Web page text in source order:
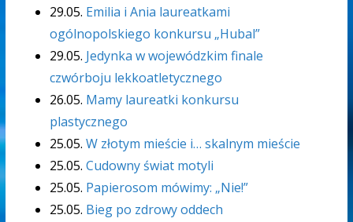
29.05. Emilia i Ania laureatkami
ogólnopolskiego konkursu „Hubal”
29.05. Jedynka w wojewódzkim finale
czwórboju lekkoatletycznego
26.05. Mamy laureatki konkursu
plastycznego
25.05. W złotym mieście i… skalnym mieście
25.05. Cudowny świat motyli
25.05. Papierosom mówimy: „Nie!”
25.05. Bieg po zdrowy oddech